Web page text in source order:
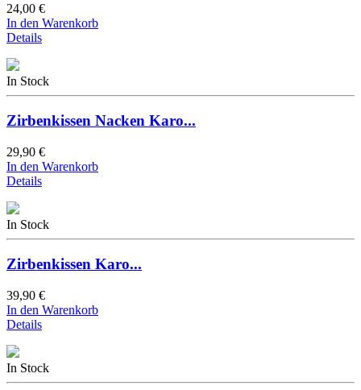
24,00 €
In den Warenkorb
Details
In Stock
Zirbenkissen Nacken Karo...
29,90 €
In den Warenkorb
Details
In Stock
Zirbenkissen Karo...
39,90 €
In den Warenkorb
Details
In Stock